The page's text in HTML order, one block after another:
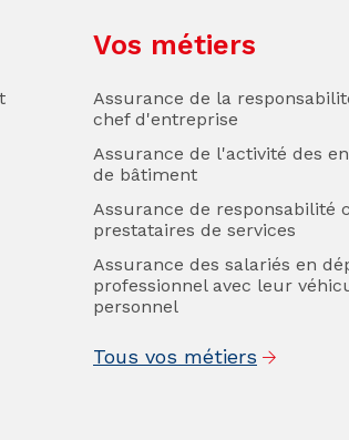
Vos métiers
Assurance de la
chef d'entreprise
Assurance de l'activité des
de bâtiment
Assurance de responsabilité
prestataires de services
Assurance des salariés en
professionnel avec leur
personnel
Tous vos métiers